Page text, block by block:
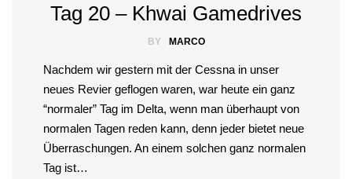
Tag 20 – Khwai Gamedrives
BY MARCO
Nachdem wir gestern mit der Cessna in unser
neues Revier geflogen waren, war heute ein ganz
“normaler” Tag im Delta, wenn man überhaupt von
normalen Tagen reden kann, denn jeder bietet neue
Überraschungen. An einem solchen ganz normalen
Tag ist…